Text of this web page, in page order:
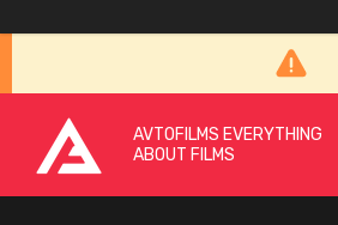
AVTOFILMS EVERYTHING
ABOUT FILMS